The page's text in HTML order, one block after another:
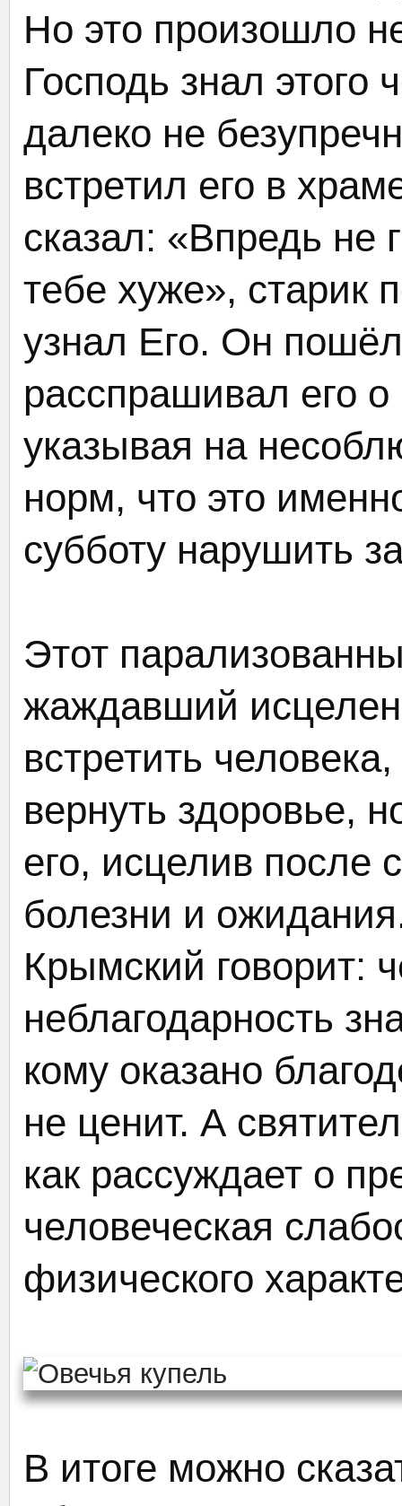
Но это произошло
Господь знал этого
далеко не
встретил его в
сказал: «Впредь
тебе хуже», старик
узнал Его. Он
расспрашивал его
указывая на
норм, что это
субботу нарушить
Этот
жаждавший
встретить
вернуть здоровье,
его, исцелив после
болезни и
Крымский говорит:
неблагодарность
кому оказано
не ценит. А
как рассуждает о
человеческая
физического
В итоге можно